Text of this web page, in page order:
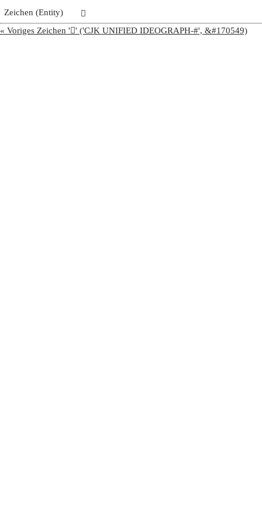
Zeichen (Entity)
𩨶
« Voriges Zeichen '𩨵' ('CJK UNIFIED IDEOGRAPH-#', &#170549)